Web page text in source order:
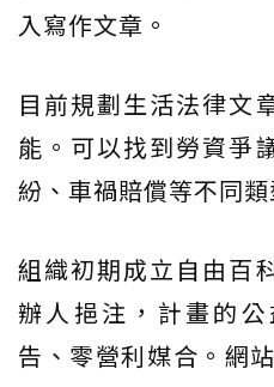
入寫作文章。
目前規劃生活法律文
能。可以找到勞資爭
紛、車禍賠償等不同
組織初期成立自由百
辦人挹注，計畫的
告、零營利媒合。網